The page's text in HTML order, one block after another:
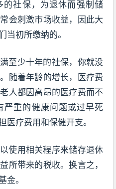
社保，为退休而强制储
会刺激市场收益，因此大
当初所缴纳的。
至少十年的社保，你就没
随着年龄的增长，医疗费
人都因高昂的医疗费而不
重的健康问题或过早死
医疗费用和保健开支。
使用相关程序来储存退休
所带来的税收。换言之，
。